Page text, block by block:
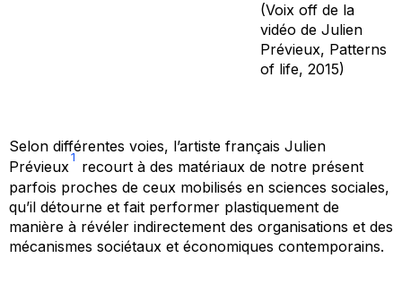
(Voix off de la
vidéo de Julien
Prévieux, Patterns
of life, 2015)
Selon différentes voies, l’artiste français Julien
Prévieux
1
recourt à des matériaux de notre présent
parfois proches de ceux mobilisés en sciences sociales,
qu’il détourne et fait performer plastiquement de
manière à révéler indirectement des organisations et des
mécanismes sociétaux et économiques contemporains.